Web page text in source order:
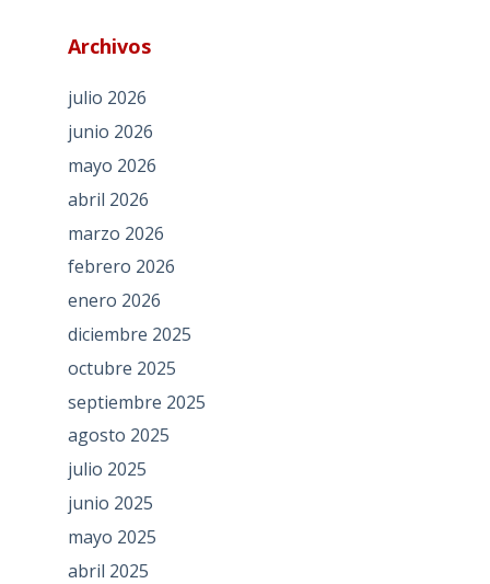
Archivos
julio 2026
junio 2026
mayo 2026
abril 2026
marzo 2026
febrero 2026
enero 2026
diciembre 2025
octubre 2025
septiembre 2025
agosto 2025
julio 2025
junio 2025
mayo 2025
abril 2025